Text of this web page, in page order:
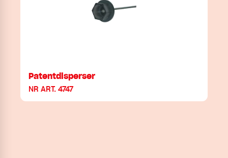
Patentdisperser
NR ART. 4747